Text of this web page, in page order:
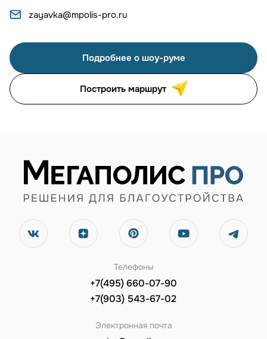
zayavka@mpolis-pro.ru
Подробнее о шоу-руме
Построить маршрут
Телефоны
+7(495) 660-07-90
+7(903) 543-67-02
Электронная почта